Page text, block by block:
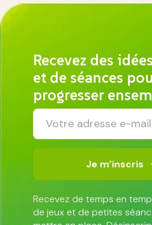
Recevez des
et de séances
progresser
Je m’inscris
Recevez de temps en
de jeux et de petites